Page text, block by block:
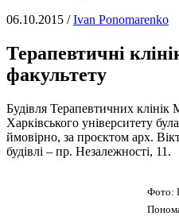
06.10.2015 /Іvan Ponomarenko
Терапевтичні
факультету
Будівля Терапевтичних клінік
Харківського університету
ймовірно, за проєктом арх.
будівлі – пр. Незалежності, 11.
Фото: